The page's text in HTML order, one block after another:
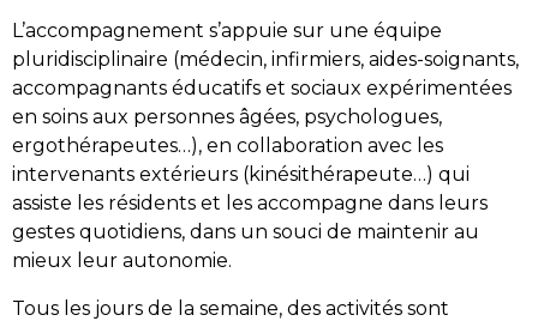
L’accompagnement s’appuie sur une équipe
pluridisciplinaire (médecin, infirmiers, aides-soignants,
accompagnants éducatifs et sociaux expérimentées
en soins aux personnes âgées, psychologues,
ergothérapeutes…), en collaboration avec les
intervenants extérieurs (kinésithérapeute…) qui
assiste les résidents et les accompagne dans leurs
gestes quotidiens, dans un souci de maintenir au
mieux leur autonomie.
Tous les jours de la semaine, des activités sont